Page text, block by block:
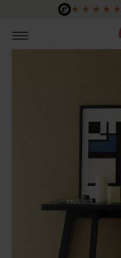
Zum Hauptinhalt springen
★ ★ ★ ★ ★